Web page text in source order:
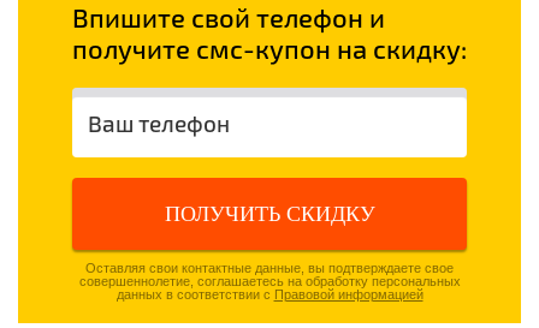
Впишите свой телефон и
получите смс-купон на скидку:
ПОЛУЧИТЬ СКИДКУ
Оставляя свои контактные данные, вы подтверждаете свое
совершеннолетие, соглашаетесь на обработку персональных
данных в соответствии с Правовой информацией